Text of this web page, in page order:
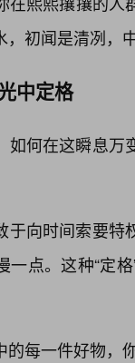
，初闻是清冽，
中定格
如何在这瞬息万
于向时间索要
一点。这种“定
的每一件好物，